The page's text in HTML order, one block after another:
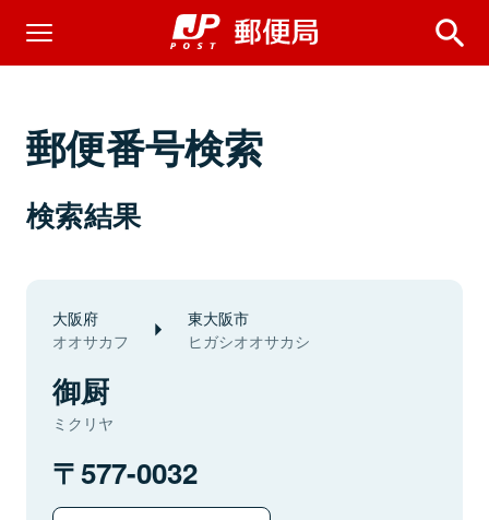
郵便番号検索
検索結果
大阪府
オオサカフ
東大阪市
ヒガシオオサカシ
御厨
ミクリヤ
577-0032